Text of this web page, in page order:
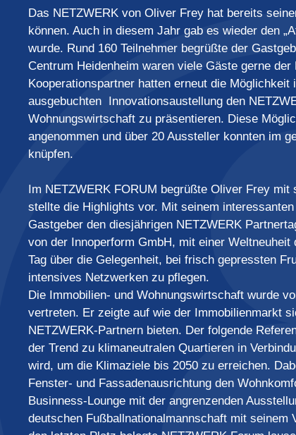
Das NETZWERK von Oliver Frey hat bereits
können. Auch in diesem Jahr gab es wieder den
wurde. Rund 160 Teilnehmer begrüßte der
Centrum Heidenheim waren viele Gäste gerne
Kooperationspartner hatten erneut die Möglichkeit
ausgebuchten Innovationsaustellung den
Wohnungswirtschaft zu präsentieren. Diese
angenommen und über 20 Aussteller konnten im
knüpfen.
Im NETZWERK FORUM begrüßte Oliver Frey
stellte die Highlights vor. Mit seinem
Gastgeber den diesjährigen NETZWERK
von der Innoperform GmbH, mit einer
Tag über die Gelegenheit, bei frisch gepressten
intensives Netzwerken zu pflegen.
Die Immobilien- und Wohnungswirtschaft wurde
vertreten. Er zeigte auf wie der Immobilienmarkt
NETZWERK-Partnern bieten. Der folgende
der Trend zu klimaneutralen Quartieren in
wird, um die Klimaziele bis 2050 zu erreichen.
Fenster- und Fassadenausrichtung den
Businness-Lounge mit der angrenzenden
deutschen Fußballnationalmannschaft mit seinem